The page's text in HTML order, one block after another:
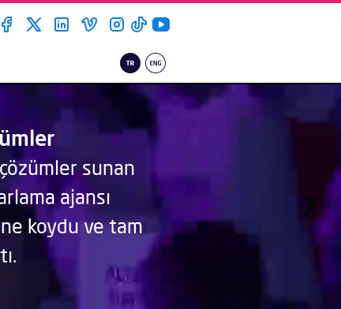
sunan
ajansı
koydu ve tam